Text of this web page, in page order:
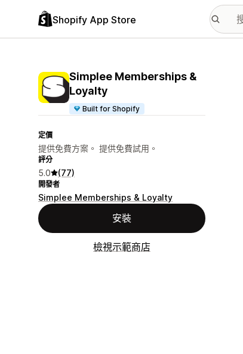
Shopify App Store
Simplee Memberships &
Loyalty
Built for Shopify
定價
提供免費方案。 提供免費試用。
評分
5.0 (77)
開發者
Simplee Memberships & Loyalty
安裝
檢視示範商店